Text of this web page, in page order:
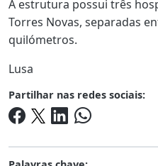
A estrutura possui três
Torres Novas, separadas
quilómetros.
Lusa
Partilhar nas redes sociais: